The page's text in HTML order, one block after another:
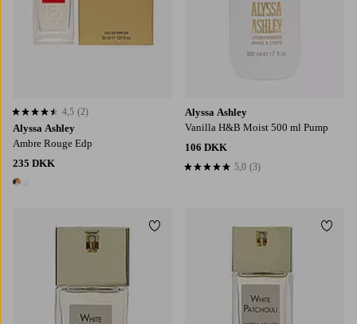
Alyssa Ashley
Ambre Rouge Edp
235 DKK
2 farver
4,5 baseret på 2 bedømmelser
4,5 (2)
Alyssa Ashley
Vanilla H&B Moist 500 ml Pump
106 DKK
5,0 baseret på 3 bedømmelser
5,0 (3)
Tilføj til favoritter